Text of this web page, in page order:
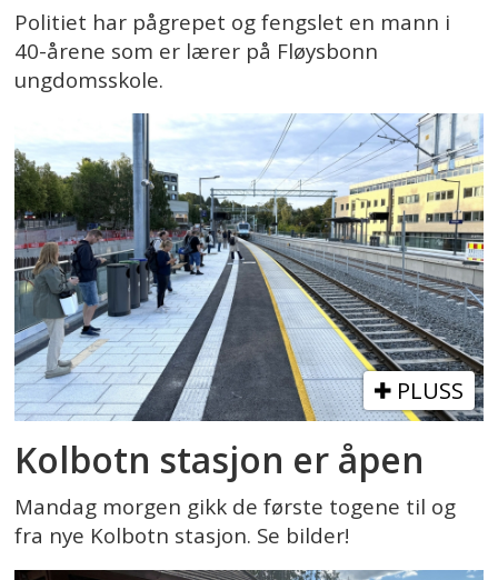
Politiet har pågrepet og fengslet en mann i
40-årene som er lærer på Fløysbonn
ungdomsskole.
PLUSS
Kolbotn stasjon er åpen
Mandag morgen gikk de første togene til og
fra nye Kolbotn stasjon. Se bilder!